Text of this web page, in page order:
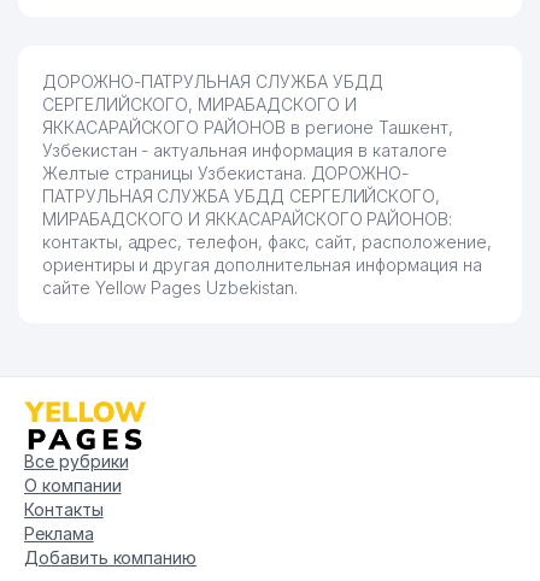
ДОРОЖНО-ПАТРУЛЬНАЯ СЛУЖБА УБДД
СЕРГЕЛИЙСКОГО, МИРАБАДСКОГО И
ЯККАСАРАЙСКОГО РАЙОНОВ в регионе Ташкент,
Узбекистан - актуальная информация в каталоге
Желтые страницы Узбекистана. ДОРОЖНО-
ПАТРУЛЬНАЯ СЛУЖБА УБДД СЕРГЕЛИЙСКОГО,
МИРАБАДСКОГО И ЯККАСАРАЙСКОГО РАЙОНОВ:
контакты, адрес, телефон, факс, сайт, расположение,
ориентиры и другая дополнительная информация на
сайте Yellow Pages Uzbekistan.
Все рубрики
О компании
Контакты
Реклама
Добавить компанию